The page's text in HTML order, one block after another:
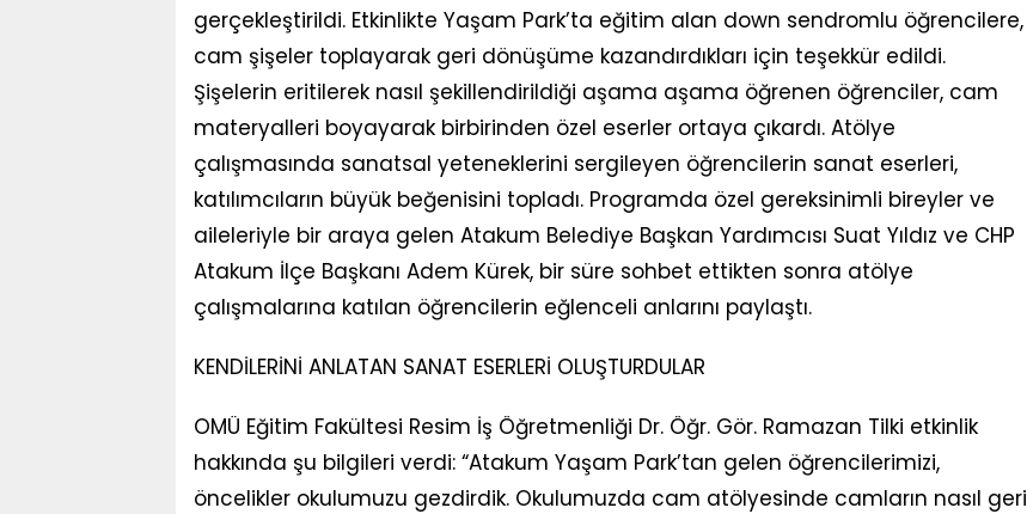
gerçekleştirildi. Etkinlikte Yaşam Park’ta eğitim alan down sendromlu öğrencilere,
cam şişeler toplayarak geri dönüşüme kazandırdıkları için teşekkür edildi.
Şişelerin eritilerek nasıl şekillendirildiği aşama aşama öğrenen öğrenciler, cam
materyalleri boyayarak birbirinden özel eserler ortaya çıkardı. Atölye
çalışmasında sanatsal yeteneklerini sergileyen öğrencilerin sanat eserleri,
katılımcıların büyük beğenisini topladı. Programda özel gereksinimli bireyler ve
aileleriyle bir araya gelen Atakum Belediye Başkan Yardımcısı Suat Yıldız ve CHP
Atakum İlçe Başkanı Adem Kürek, bir süre sohbet ettikten sonra atölye
çalışmalarına katılan öğrencilerin eğlenceli anlarını paylaştı.
KENDİLERİNİ ANLATAN SANAT ESERLERİ OLUŞTURDULAR
OMÜ Eğitim Fakültesi Resim İş Öğretmenliği Dr. Öğr. Gör. Ramazan Tilki etkinlik
hakkında şu bilgileri verdi: “Atakum Yaşam Park’tan gelen öğrencilerimizi,
öncelikler okulumuzu gezdirdik. Okulumuzda cam atölyesinde camların nasıl geri